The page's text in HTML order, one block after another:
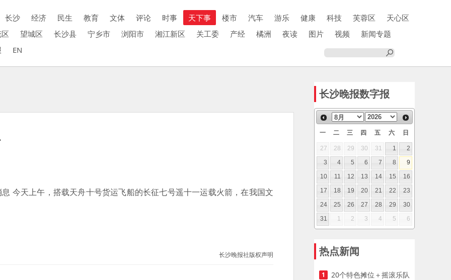
长沙 经济 民生 教育 文体 评论 时事 天下事 楼市 汽车 游乐 健康 科技 芙蓉区
天心区
望城区 长沙县 宁乡市 浏阳市 湘江新区 关工委 产经 橘洲 夜读 图片 视频
新闻专题
EN
天上午，搭载天舟十号货运飞船的长征七号遥十一运载火箭，在我国文
长沙晚报社版权声明
长沙晚报数字报
一 二 三 四 五 六 日
27 28 29 30 31 1
2
3
4 5 6 7 8
9
10
11 12 13 14 15
16
17
18 19 20 21 22
23
24
25 26 27 28 29
30
31
1 2 3 4 5 6
热点新闻
1
20个特色摊位＋摇滚乐队